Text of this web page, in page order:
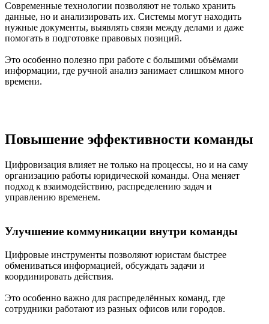
Современные технологии позволяют не только хранить
данные, но и анализировать их. Системы могут находить
нужные документы, выявлять связи между делами и даже
помогать в подготовке правовых позиций.
Это особенно полезно при работе с большими объёмами
информации, где ручной анализ занимает слишком много
времени.
Повышение эффективности команды
Цифровизация влияет не только на процессы, но и на саму
организацию работы юридической команды. Она меняет
подход к взаимодействию, распределению задач и
управлению временем.
Улучшение коммуникации внутри команды
Цифровые инструменты позволяют юристам быстрее
обмениваться информацией, обсуждать задачи и
координировать действия.
Это особенно важно для распределённых команд, где
сотрудники работают из разных офисов или городов.